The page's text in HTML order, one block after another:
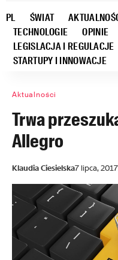
PL ŚWIAT
TECHNOLOGIE
OPINIE
LEGISLACJA I REGULACJE
STARTUPY I INNOWACJE
Aktualności
Trwa
Allegro
Klaudia Ciesielska7 lipca, 2017